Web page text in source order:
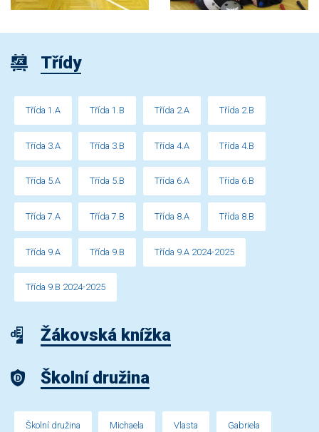
Třídy
Třída 1.A Třída 1.B Třída 2.A Třída 2.B
Třída 3.A Třída 3.B Třída 4.A Třída 4.B
Třída 5.A Třída 5.B Třída 6.A Třída 6.B
Třída 7.A Třída 7.B Třída 8.A Třída 8.B
Třída 9.A Třída 9.B Třída 9.A 2024-2025
Třída 9.B 2024-2025
Žákovská knížka
Školní družina
Školní družina Michaela Vlasta Gabriela